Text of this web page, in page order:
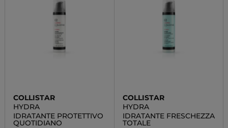
COLLISTAR
HYDRA
IDRATANTE PROTETTIVO
QUOTIDIANO
COLLISTAR
HYDRA
IDRATANTE FRESCHEZZA
TOTALE